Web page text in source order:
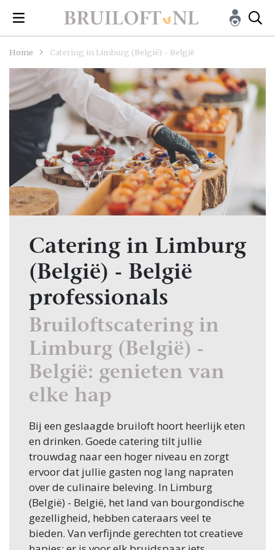
Home Catering in Limburg (België) - België
Catering in Limburg
(België) - België
professionals
Bruiloftscatering in
Limburg (België) -
België: genieten van
elke hap
Bij een geslaagde bruiloft hoort heerlijk eten
en drinken. Goede catering tilt jullie
trouwdag naar een hoger niveau en zorgt
ervoor dat jullie gasten nog lang napraten
over de culinaire beleving. In Limburg
(België) - België, het land van bourgondische
gezelligheid, hebben cateraars veel te
bieden. Van verfijnde gerechten tot creatieve